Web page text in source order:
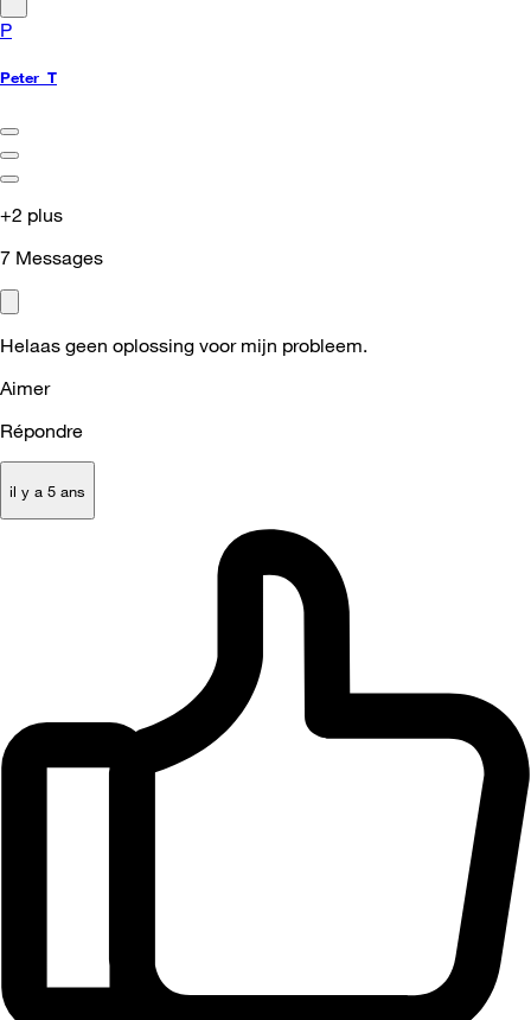
P
Peter_T
+2 plus
7 Messages
Helaas geen oplossing voor mijn probleem.
Aimer
Répondre
il y a 5 ans